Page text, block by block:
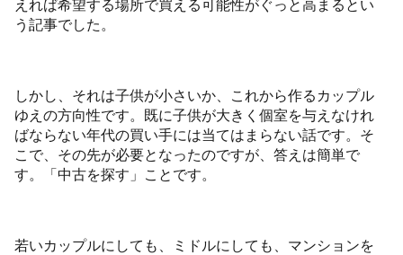
えれば希望する場所で買える可能性がぐっと高まるとい
う記事でした。
しかし、それは子供が小さいか、これから作るカップル
ゆえの方向性です。既に子供が大きく個室を与えなけれ
ばならない年代の買い手には当てはまらない話です。そ
こで、その先が必要となったのですが、答えは簡単で
す。「中古を探す」ことです。
若いカップルにしても、ミドルにしても、マンションを